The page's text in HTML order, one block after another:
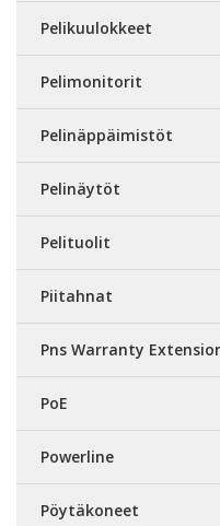
Pelikuulokkeet
Pelimonitorit
Pelinäppäimistöt
Pelinäytöt
Pelituolit
Piitahnat
Pns Warranty
PoE
Powerline
Pöytäkoneet